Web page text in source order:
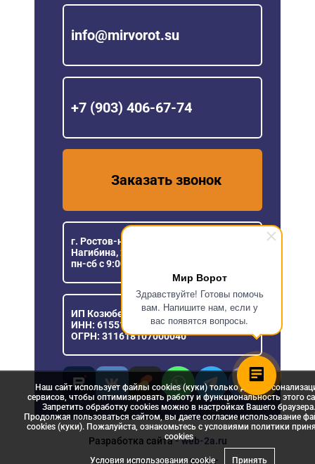
Мир Ворот
Здравствуйте! Готовы помочь
вам. Напишите нам, если у
вас появятся вопросы.
info@mirvorot.su
+7 (903) 406-67-74
Заказать звонок
г. Ростов-на-Дону, пр. Михаила
Нагибина, 23
пн-сб с 9:00 до 18:00
ИП Козюберда Денис Александрович
ИНН: 615516030057
ОГРН: 311618107000040
Разработка сайта- web-2a.ru
Наш сайт использует файлы cookies (куки) только для
сервисов, чтобы оптимизировать работу и функциональность этого
Запретить обработку cookies можно в настройках Вашего браузера.
Продолжая пользоваться сайтом, вы даете согласие использование
cookies (куки). Пожалуйста, ознакомьтесь с условиями политики
сookies
Условия использования cookie Принять